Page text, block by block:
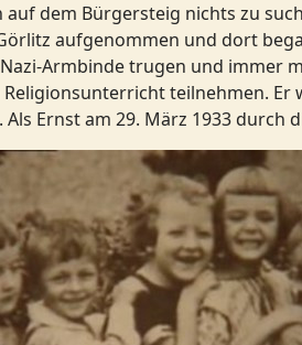
auf dem Bürgersteig nichts zu
aufgenommen und dort
Armbinde trugen und immer
teilnehmen.
Ernst am 29. März 1933 durch